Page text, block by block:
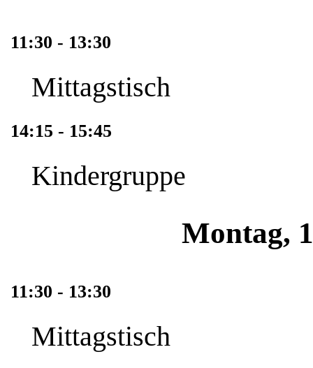
11:30 - 13:30
Mittagstisch
14:15 - 15:45
Kindergruppe
Montag,
11:30 - 13:30
Mittagstisch